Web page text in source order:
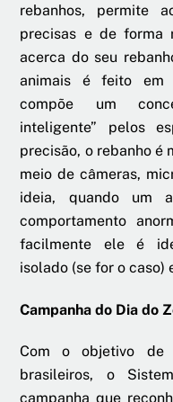
rebanhos, permite
precisas e de forma
acerca do seu
animais é feito em
compõe um
inteligente” pelos
precisão, o rebanho é
meio de câmeras,
ideia, quando um
comportamento
facilmente ele é
isolado (se for o caso)
Campanha do Dia do
Com o objetivo de
brasileiros, o
campanha que